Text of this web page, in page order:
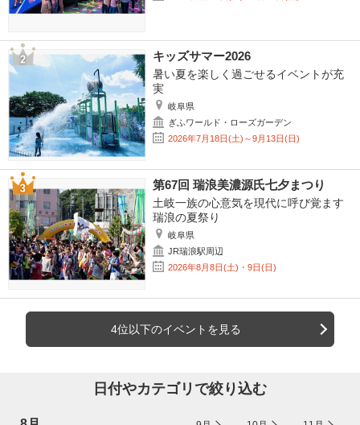
キッズサマー2026
暑い夏を楽しく過ごせるイベントが充
実
岐阜県
ぎふワールド・ローズガーデン
2026年7月18日(土)～9月13日(日)
第67回 瑞浪美濃源氏七夕まつり
土岐一族の心意気を現代に呼び覚ます
瑞浪の夏祭り
岐阜県
JR瑞浪駅周辺
2026年8月8日(土)・9日(日)
4位以下のイベントを見る
日付やカテゴリで絞り込む